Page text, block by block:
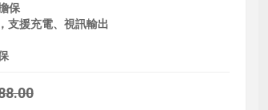
保
支援充電、視訊輸出